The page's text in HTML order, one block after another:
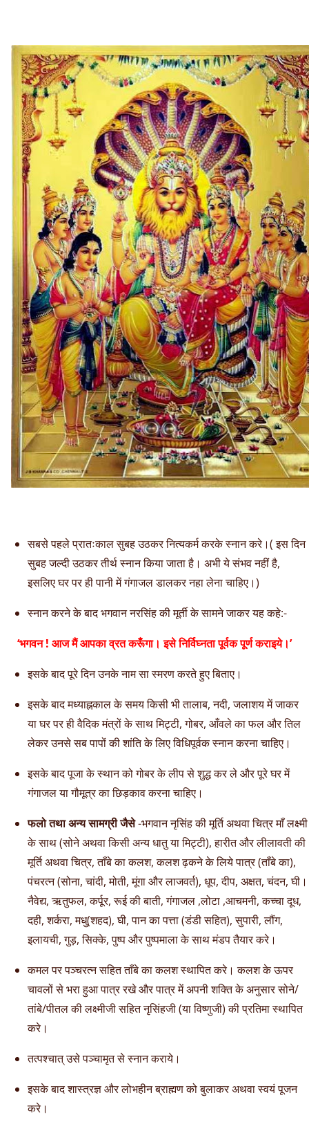
सबसे पहले प्रातःकाल सुबह उठकर नित्यकर्म करके स्नान करे।( इस दिन
सुबह जल्दी उठकर तीर्थ स्नान किया जाता है। अभी ये संभव नहीं है,
इसलिए घर पर ही पानी में गंगाजल डालकर नहा लेना चाहिए।)
स्नान करने के बाद भगवान नरसिंह की मूर्ती के सामने जाकर यह कहे:-
‘भगवन ! आज मैं आपका व्रत करूँगा। इसे निर्विघ्नता पूर्वक पूर्ण कराइये।’
इसके बाद पूरे दिन उनके नाम सा स्मरण करते हुए बिताए।
इसके बाद मध्याह्नकाल के समय किसी भी तालाब, नदी, जलाशय में जाकर
या घर पर ही वैदिक मंत्रों के साथ मिट्टी, गोबर, आँवले का फल और तिल
लेकर उनसे सब पापों की शांति के लिए विधिपूर्वक स्नान करना चाहिए।
इसके बाद पूजा के स्थान को गोबर के लीप से शुद्ध कर ले और पूरे घर में
गंगाजल या गौमूत्र का छिड़काव करना चाहिए।
फलो तथा अन्य सामग्री जैसे-भगवान नृसिंह की मूर्ति अथवा चित्र माँ लक्ष्मी
के साथ (सोने अथवा किसी अन्य धातु या मिट्टी), हारीत और लीलावती की
मूर्ति अथवा चित्र, ताँबे का कलश, कलश ढ़कने के लिये पात्र (ताँबे का),
पंचरत्न (सोना, चांदी, मोती, मूंगा और लाजवर्त), धूप, दीप, अक्षत, चंदन, घी।
नैवेद्य, ऋतुफल, कर्पूर, रूई की बाती, गंगाजल ,लोटा ,आचमनी, कच्चा दूध,
दही, शर्करा, मधु(शहद), घी, पान का पत्ता (डंडी सहित), सुपारी, लौंग,
इलायची, गुड़, सिक्के, पुष्प और पुष्पमाला के साथ मंडप तैयार करे।
कमल पर पञ्चरत्न सहित ताँबे का कलश स्थापित करे। कलश के ऊपर
चावलों से भरा हुआ पात्र रखे और पात्र में अपनी शक्ति के अनुसार सोने/
तांबे/पीतल की लक्ष्मीजी सहित नृसिंहजी (या विष्णुजी) की प्रतिमा स्थापित
करे।
तत्पश्चात् उसे पञ्चामृत से स्नान कराये।
इसके बाद शास्त्रज्ञ और लोभहीन ब्राह्मण को बुलाकर अथवा स्वयं पूजन
करे।